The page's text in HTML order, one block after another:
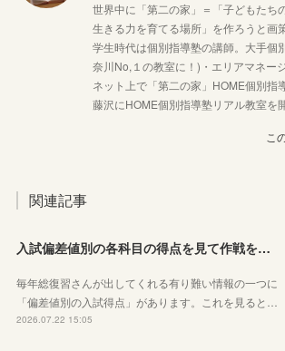
世界中に「第二の家」＝「子どもたち
生きる力を育てる場所」を作ろうと画
学生時代は個別指導塾の講師。大手個
奈川No,１の教室に！)・エリアマネー
ネット上で「第二の家」HOME個別指
藤沢にHOME個別指導塾リアル教室を開
こ
関連記事
入試偏差値別の各科目の得点を見て作戦を練ろう！
毎年総復習さんが出してくれる有り難い情報の一つに
「偏差値別の入試得点」があります。これを見ると…
2026.07.22 15:05